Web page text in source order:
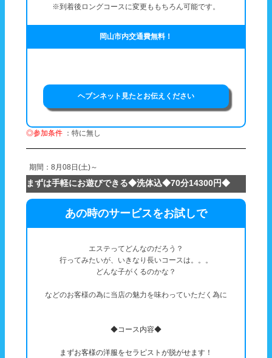
※到着後ロングコースに変更ももちろん可能です。
岡山市内交通費無料！
ヘブンネット見たとお伝えください
◎参加条件 ：特に無し
期間：8月08日(土)～
まずは手軽にお遊びできる◆洗体込◆70分14300円◆
あの時のサービスをお試しで
エステってどんなのだろう？
行ってみたいが、いきなり長いコースは。。。
どんな子がくるのかな？
などのお客様の為に当店の魅力を味わっていただく為に
◆コース内容◆
まずお客様の洋服をセラピストが脱がせます！